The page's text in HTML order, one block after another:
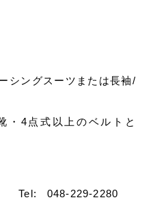
シングスーツまたは長袖/
・4点式以上のベルトと
048-229-2280